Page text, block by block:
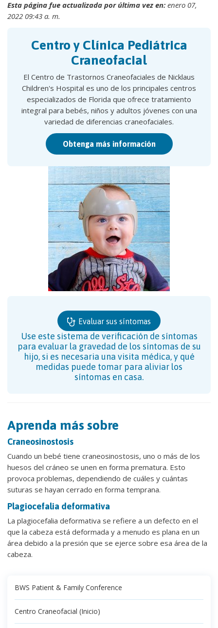
Esta página fue actualizada por última vez en: enero 07,
2022 09:43 a. m.
Centro y Clínica Pediátrica
Craneofacial
El Centro de Trastornos Craneofaciales de Nicklaus
Children's Hospital es uno de los principales centros
especializados de Florida que ofrece tratamiento
integral para bebés, niños y adultos jóvenes con una
variedad de diferencias craneofaciales.
Obtenga más información
Evaluar sus síntomas
Use este sistema de verificación de síntomas
para evaluar la gravedad de los síntomas de su
hijo, si es necesaria una visita médica, y qué
medidas puede tomar para aliviar los
síntomas en casa.
Aprenda más sobre
Craneosinostosis
Cuando un bebé tiene craneosinostosis, uno o más de los
huesos del cráneo se unen en forma prematura. Esto
provoca problemas, dependiendo de cuáles y cuántas
suturas se hayan cerrado en forma temprana.
Plagiocefalia deformativa
La plagiocefalia deformativa se refiere a un defecto en el
que la cabeza está deformada y a menudo es plana en un
área debido a la presión que se ejerce sobre esa área de la
cabeza.
BWS Patient & Family Conference
Centro Craneofacial (Inicio)